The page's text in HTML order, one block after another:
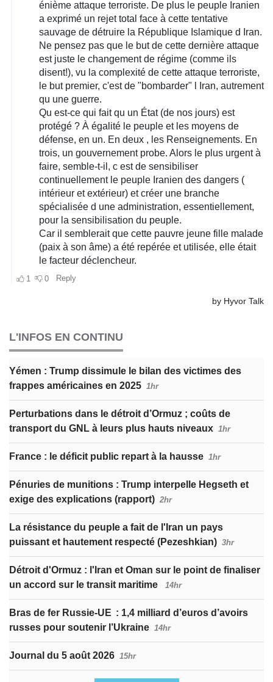
L'INFOS EN CONTINU
Yémen : Trump dissimule le bilan des victimes des
frappes américaines en 2025 1hr
Perturbations dans le détroit d’Ormuz ; coûts de
transport du GNL à leurs plus hauts niveaux 1hr
France : le déficit public repart à la hausse 1hr
Pénuries de munitions : Trump interpelle Hegseth et
exige des explications (rapport) 2hr
La résistance du peuple a fait de l'Iran un pays
puissant et hautement respecté (Pezeshkian) 3hr
Détroit d'Ormuz : l'Iran et Oman sur le point de finaliser
un accord sur le transit maritime
14hr
Bras de fer Russie-UE : 1,4 milliard d’euros d’avoirs
russes pour soutenir l’Ukraine 14hr
Journal du 5 août 2026 15hr